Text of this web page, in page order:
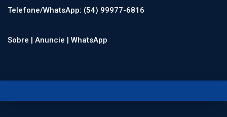
Telefone/WhatsApp: (54) 99977-6816
Sobre | Anuncie | WhatsApp